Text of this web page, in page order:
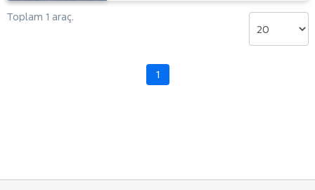
BMW
FIAT
Toplam 1 araç.
1